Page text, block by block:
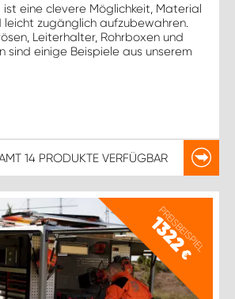
eine clevere Möglichkeit, Material
zugänglich aufzubewahren.
Leiterhalter, Rohrboxen und
sind einige Beispiele aus unserem
14 PRODUKTE VERFÜGBAR
PREISBEISPIEL
1322
€